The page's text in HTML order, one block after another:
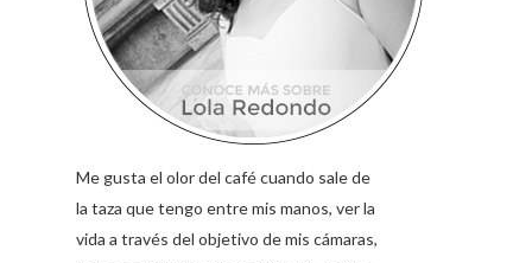
Me gusta el olor del café cuando sale de
la taza que tengo entre mis manos, ver la
vida a través del objetivo de mis cámaras,